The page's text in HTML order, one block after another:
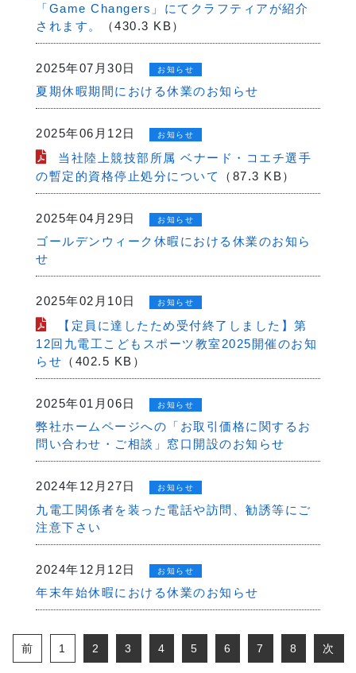
「Game Changers」にてクラフティアが紹介
されます。
（430.3 KB）
2025年07月30日 お知らせ
夏期休暇期間における休業のお知らせ
2025年06月12日 お知らせ
当社陸上競技部所属 ベナード・コエチ選手
の暫定的資格停止処分について
（87.3 KB）
2025年04月29日 お知らせ
ゴールデンウィーク休暇における休業のお知ら
せ
2025年02月10日 お知らせ
【定員に達したため受付終了しました】第
12回九電工こどもスポーツ教室2025開催のお知
らせ （402.5 KB）
2025年01月06日 お知らせ
弊社ホームページへの「お取引価格に関するお
問い合わせ・ご相談」窓口開設のお知らせ
2024年12月27日 お知らせ
九電工関係者を装った電話や訪問、勧誘等にご
注意下さい
2024年12月12日 お知らせ
年末年始休暇における休業のお知らせ
前 1 2 3 4 5 6 7 8 次